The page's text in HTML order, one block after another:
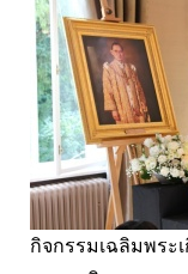
กิจกรรมเฉลิมพระ